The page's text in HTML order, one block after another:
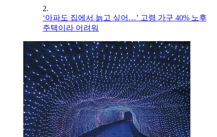
2.
‘아파도 집에서 늙고 싶어…’ 고령 가구 40% 노후
주택이라 어려워